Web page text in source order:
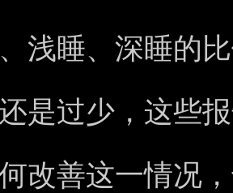
浅睡、深睡的
是过少，这些
改善这一情况